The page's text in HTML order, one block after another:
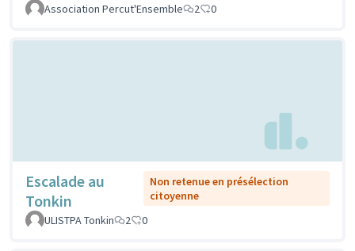
Association Percut'Ensemble
2 0
Escalade au
Tonkin
Non retenue en présélection
citoyenne
ULISTPA Tonkin
2 0